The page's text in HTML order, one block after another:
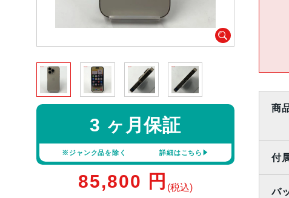
3 ヶ月保証
※ジャンク品を除く 詳細はこちら
85,800 円 (税込)
商
付
バ